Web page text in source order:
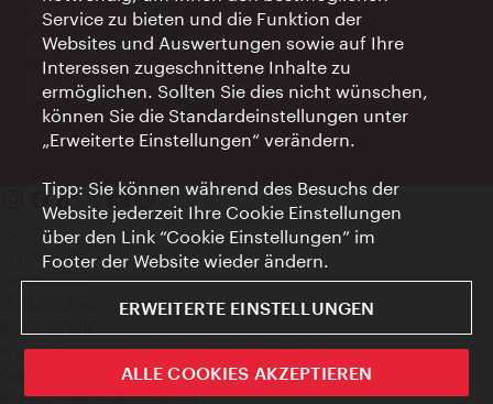
AI Concierge Wien
Ort:
concierge.wien.info
Öffnungszeiten:
Informationen rund um die Uhr
Kontakt
Impressum
Datenschutz
Nutzungsbedingungen
Presse-Kontakt
Cookie Einstellungen
Service zu bieten und die Funktion der
Websites und Auswertungen sowie auf Ihre
Interessen zugeschnittene Inhalte zu
ermöglichen. Sollten Sie dies nicht wünschen,
können Sie die Standardeinstellungen unter
„Erweiterte Einstellungen“ verändern.
Tipp: Sie können während des Besuchs der
Website jederzeit Ihre Cookie Einstellungen
über den Link “Cookie Einstellungen” im
Footer der Website wieder ändern.
ERWEITERTE EINSTELLUNGEN
ALLE COOKIES AKZEPTIEREN